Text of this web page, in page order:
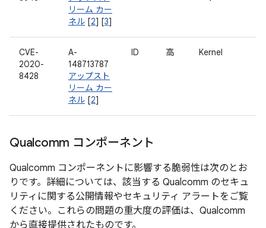
リーム カー
ネル [2] [3]
CVE-
2020-
8428
A-
148713787
アップスト
リーム カー
ネル [2]
ID 高 Kernel
Qualcomm コンポーネント
Qualcomm コンポーネントに影響する脆弱性は次のとお
りです。詳細については、該当する Qualcomm のセキュ
リティに関する公開情報やセキュリティ アラートをご覧
ください。これらの問題の重大度の評価は、Qualcomm
から直接提供されたものです。